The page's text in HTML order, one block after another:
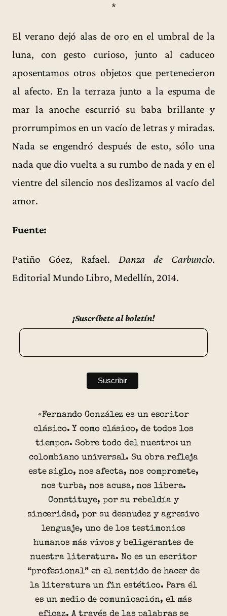
*
El verano dejó alas de oro en el umbral de la
luna, con gesto curioso, junto al caduceo
aposentamos otros objetos que pertenecieron
al afecto. En la terraza junto a la espuma de
mar la anoche escurrió su baba brillante y
prorrumpimos en un vacío de letras y miradas.
Nada se engendró después de esto, sólo una
nada que dio vuelta a su rumbo de nada y en el
vientre del silencio nos deslizamos al vacío del
amor.
Fuente:
Patiño Góez, Rafael. Danza de Carbunclo.
Editorial Mundo Libro, Medellín, 2014.
¡Suscríbete al boletín!
«Fernando González es un escritor
clásico. Y como clásico, de todos los
tiempos. Sobre todo del nuestro: un
colombiano universal. Su obra refleja
este siglo, nos afecta, nos compromete,
nos turba, nos acusa, nos libera.
Constituye, por su rebeldía y
sinceridad, por su desnudez y agresivo
lenguaje, uno de los testimonios
humanos más vivos y beligerantes de
nuestra literatura. No es un escritor
“profesional” en el sentido de hacer de
la literatura un fin estético. Para él
es un medio de comunicación, el más
eficaz. A través de las palabras se